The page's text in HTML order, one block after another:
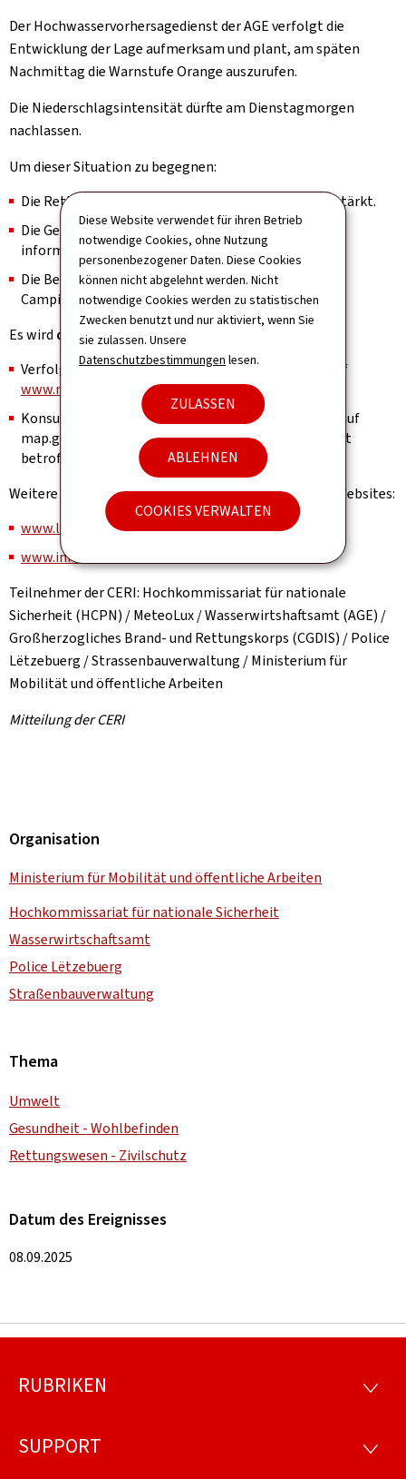
Diese Website verwendet für ihren Betrieb
notwendige Cookies, ohne Nutzung
personenbezogener Daten. Diese Cookies
können nicht abgelehnt werden. Nicht
notwendige Cookies werden zu statistischen
Zwecken benutzt und nur aktiviert, wenn Sie
sie zulassen. Unsere
Datenschutzbestimmungen lesen.
ZULASSEN
ABLEHNEN
COOKIES VERWALTEN
Der Hochwasservorhersagedienst der AGE verfolgt die
Entwicklung der Lage aufmerksam und plant, am späten
Nachmittag die Warnstufe Orange auszurufen.
Die Niederschlagsintensität dürfte am Dienstagmorgen
nachlassen.
Um dieser Situation zu begegnen:
Die Rettungsdienste (CGDIS) haben ihre Teams verstärkt.
Die Gemeinden und Campingplatzbetreiber wurden
informiert.
Die Behörden rufen zur Vorsicht auf, insbesondere in
Campinggebieten in der Nähe von Flüssen.
Es wird dringend empfohlen
Verfolgen Sie regelmäßig die Wettervorhersagen auf
www.meteolux.lu
Konsultieren Sie die Karten zu Starkregengefahren auf
map.geoportail.lu, um zu überprüfen, ob Ihr Standort
betroffen ist.
Weitere Informationen finden Sie auf den offiziellen Websites:
www.lu-alert.lu
www.infocrise.lu
Teilnehmer der CERI: Hochkommissariat für nationale
Sicherheit (HCPN) / MeteoLux / Wasserwirtshaftsamt (AGE) /
Großherzogliches Brand- und Rettungskorps (CGDIS) / Police
Lëtzebuerg / Strassenbauverwaltung / Ministerium für
Mobilität und öffentliche Arbeiten
Mitteilung der CERI
Organisation
Ministerium für Mobilität und öffentliche Arbeiten
Hochkommissariat für nationale Sicherheit
Wasserwirtschaftsamt
Police Lëtzebuerg
Straßenbauverwaltung
Thema
Umwelt
Gesundheit - Wohlbefinden
Rettungswesen - Zivilschutz
Datum des Ereignisses
08.09.2025
Footer
RUBRIKEN
SUPPORT